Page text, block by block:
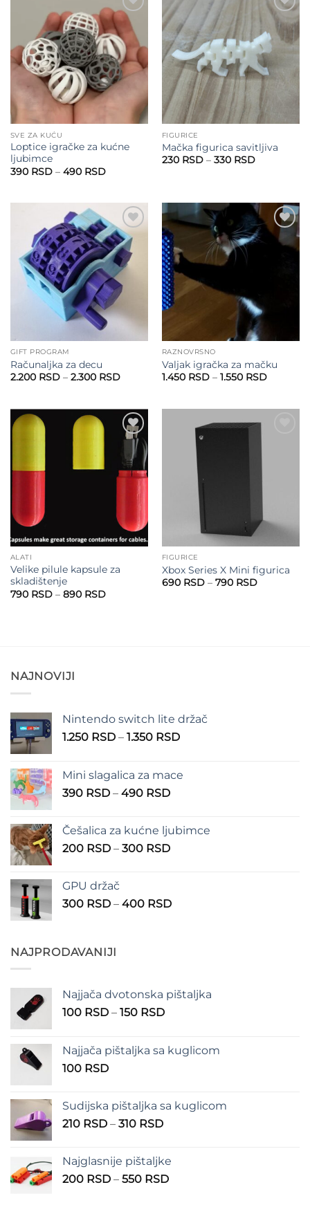
Add to
wishlist
SVE ZA KUĆU
Loptice igračke za kućne
ljubimce
390 RSD – 490 RSDRaspon
490 RSD
Add to
wishlist
FIGURICE
Mačka figurica savitljiva
230 RSD – 330 RSDRaspon
330 RSD
Add to
wishlist
GIFT PROGRAM
Računaljka za decu
2.200 RSD – 2.300 RSDRaspon
do
2.300 RSD
Add to
wishlist
RAZNOVRSNO
Valjak igračka za mačku
1.450 RSD – 1.550 RSDRaspon
do
Add to
wishlist
ALATI
Velike pilule kapsule za
skladištenje
790 RSD – 890 RSDRaspon
FIGURICE
Xbox Series X Mini figurica
690 RSD – 790 RSDRaspon
NAJNOVIJI
Nintendo switch lite držač
1.250 RSD – 1.350 RSDRaspon
1.250 RSD
Mini slagalica za mace
390 RSD – 490 RSDRaspon
390 RSD
do
Češalica za kućne ljubimce
200 RSD – 300 RSDRaspon
do
GPU držač
300 RSD – 400 RSDRaspon
NAJPRODAVANIJI
Najjača dvotonska pištaljka
100 RSD – 150 RSDRaspon
100 RSD
Najjača pištaljka sa kuglicom
100 RSD
Sudijska pištaljka sa kuglicom
210 RSD – 310 RSDRaspon
210 RSD
do
Najglasnije pištaljke
200 RSD – 550 RSDRaspon